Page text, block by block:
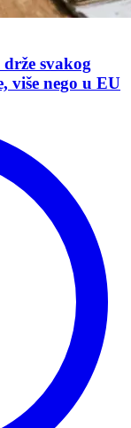
svakog
više nego u EU